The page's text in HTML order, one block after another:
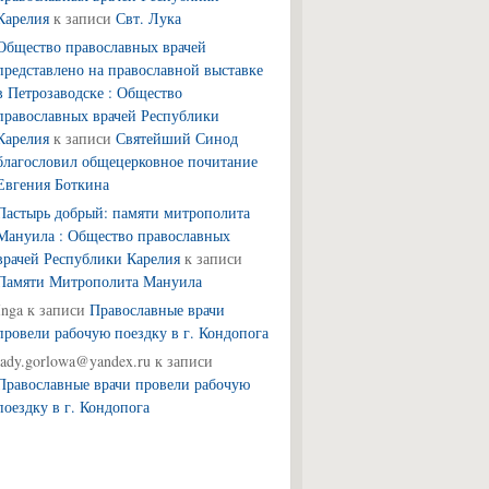
к записи Свт. Лука
православных врачей
на православной выставке
Петрозаводске : Общество
врачей Республики
к записи Святейший Синод
общецерковное почитание
Боткина
добрый: памяти митрополита
: Общество православных
Республики Карелия к записи
Митрополита Мануила
к записи Православные врачи
рабочую поездку в г. Кондопога
к записи
врачи провели рабочую
в г. Кондопога